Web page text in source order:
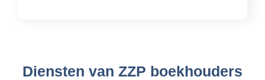
Diensten van ZZP boekhouders